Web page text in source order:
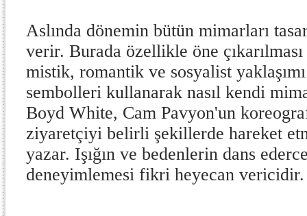
Aslında dönemin bütün mimarları
verir. Burada özellikle öne
mistik, romantik ve sosyalist
sembolleri kullanarak nasıl kendi
Boyd White, Cam Pavyon'un
ziyaretçiyi belirli şekillerde hareket
yazar. Işığın ve bedenlerin dans
deneyimlemesi fikri heyecan vericidir.